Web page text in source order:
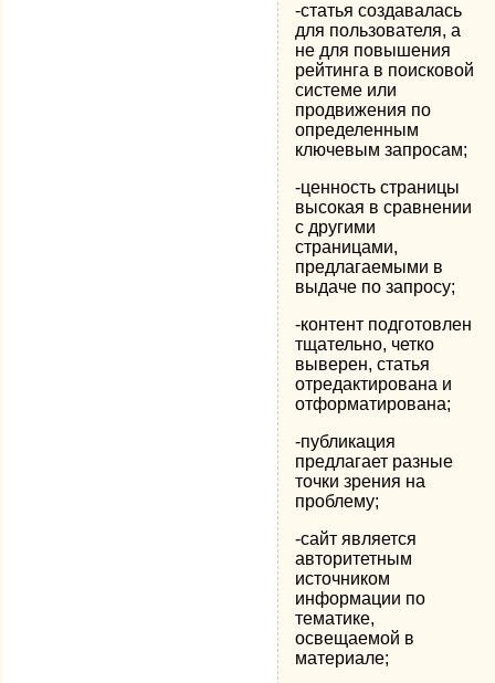
-статья создавалась
для пользователя, а
не для повышения
рейтинга в поисковой
системе или
продвижения по
определенным
ключевым запросам;
-ценность страницы
высокая в сравнении
с другими
страницами,
предлагаемыми в
выдаче по запросу;
-контент подготовлен
тщательно, четко
выверен, статья
отредактирована и
отформатирована;
-публикация
предлагает разные
точки зрения на
проблему;
-сайт является
авторитетным
источником
информации по
тематике,
освещаемой в
материале;